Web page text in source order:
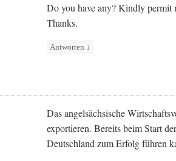
Do you have any? Kindly permit
Thanks.
Antworten ↓
Das angelsächsische
exportieren. Bereits beim Start
Deutschland zum Erfolg führen